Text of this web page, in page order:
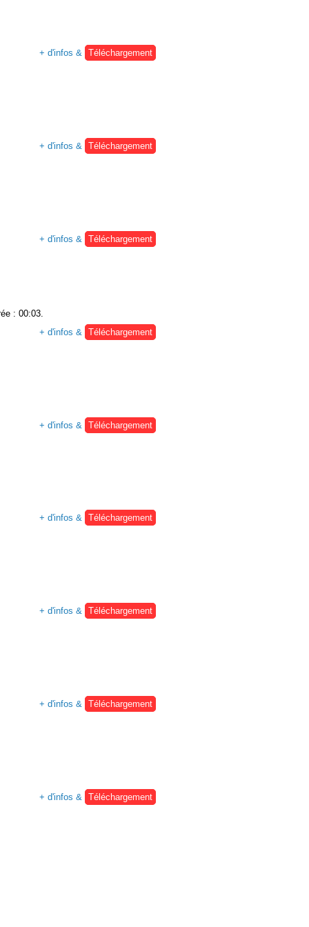
+ d'infos & Téléchargement
+ d'infos &
Téléchargement
+ d'infos &
Téléchargement
: 00:03.
+ d'infos &
Téléchargement
+ d'infos &
Téléchargement
+ d'infos & Téléchargement
+ d'infos & Téléchargement
+ d'infos & Téléchargement
+ d'infos &
Téléchargement